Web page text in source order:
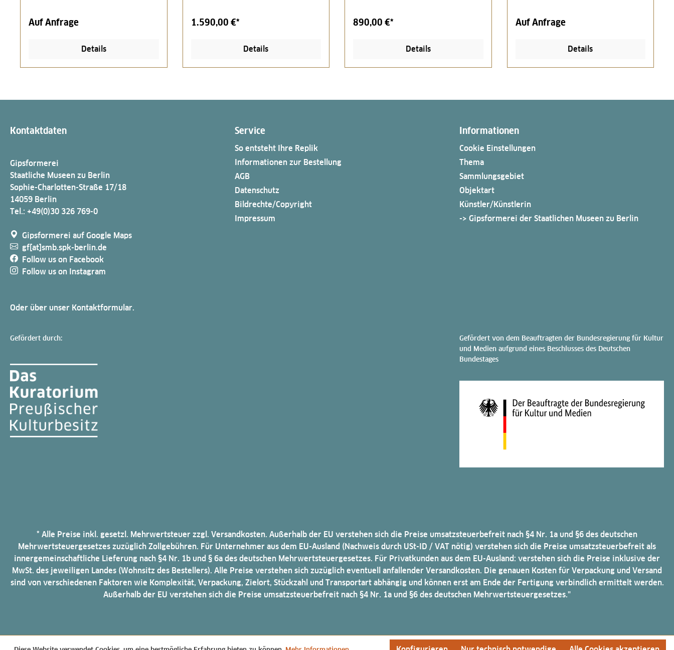
Auf Anfrage
Details
1.590,00 €*
Details
890,00 €*
Details
Auf Anfrage
Details
Kontaktdaten
Gipsformerei
Staatliche Museen zu Berlin
Sophie-Charlotten-Straße 17/18
14059 Berlin
Tel.: +49(0)30 326 769-0
Gipsformerei auf Google Maps
gf[at]smb.spk-berlin.de
Follow us on Facebook
Follow us on Instagram
Oder über unser Kontaktformular.
Service
So entsteht Ihre Replik
Informationen zur Bestellung
AGB
Datenschutz
Bildrechte/Copyright
Impressum
Informationen
Cookie Einstellungen
Thema
Sammlungsgebiet
Objektart
Künstler/Künstlerin
-> Gipsformerei der Staatlichen Museen zu Berlin
Gefördert durch:
Gefördert von dem Beauftragten der Bundesregierung für Kultur
und Medien aufgrund eines Beschlusses des Deutschen
Bundestages
* Alle Preise inkl. gesetzl. Mehrwertsteuer zzgl. Versandkosten. Außerhalb der EU verstehen sich die Preise umsatzsteuerbefreit nach §4 Nr. 1a und §6 des deutschen
Mehrwertsteuergesetzes zuzüglich Zollgebühren. Für Unternehmer aus dem EU-Ausland (Nachweis durch USt-ID / VAT nötig) verstehen sich die Preise umsatzsteuerbefreit als
innergemeinschaftliche Lieferung nach §4 Nr. 1b und § 6a des deutschen Mehrwertsteuergesetzes. Für Privatkunden aus dem EU-Ausland: verstehen sich die Preise inklusive der
MwSt. des jeweiligen Landes (Wohnsitz des Bestellers). Alle Preise verstehen sich zuzüglich eventuell anfallender Versandkosten. Die genauen Kosten für Verpackung und Versand
sind von verschiedenen Faktoren wie Komplexität, Verpackung, Zielort, Stückzahl und Transportart abhängig und können erst am Ende der Fertigung verbindlich ermittelt werden.
Außerhalb der EU verstehen sich die Preise umsatzsteuerbefreit nach §4 Nr. 1a und §6 des deutschen Mehrwertsteuergesetzes."